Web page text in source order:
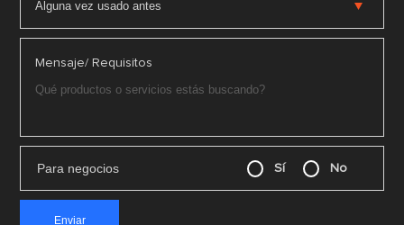
Mensaje/ Requisitos
Para negocios Sí No